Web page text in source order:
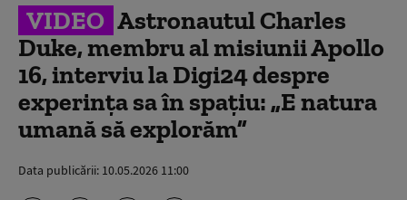
VIDEO Astronautul Charles
Duke, membru al misiunii Apollo
16, interviu la Digi24 despre
experința sa în spațiu: „E natura
umană să explorăm”
Data publicării: 10.05.2026 11:00